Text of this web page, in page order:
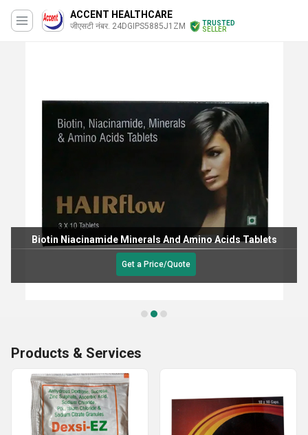
ACCENT HEALTHCARE
जीएसटी नंबर. 24DGIPS5885J1ZM
TRUSTED
SELLER
Tablets Potassium Chlorde And Sodium Citrate
Products & Services